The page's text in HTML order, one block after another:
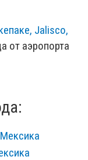
Jalisco,
от аэропорта